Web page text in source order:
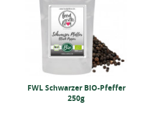
FWL Schwarzer BIO-Pfeffer
250g